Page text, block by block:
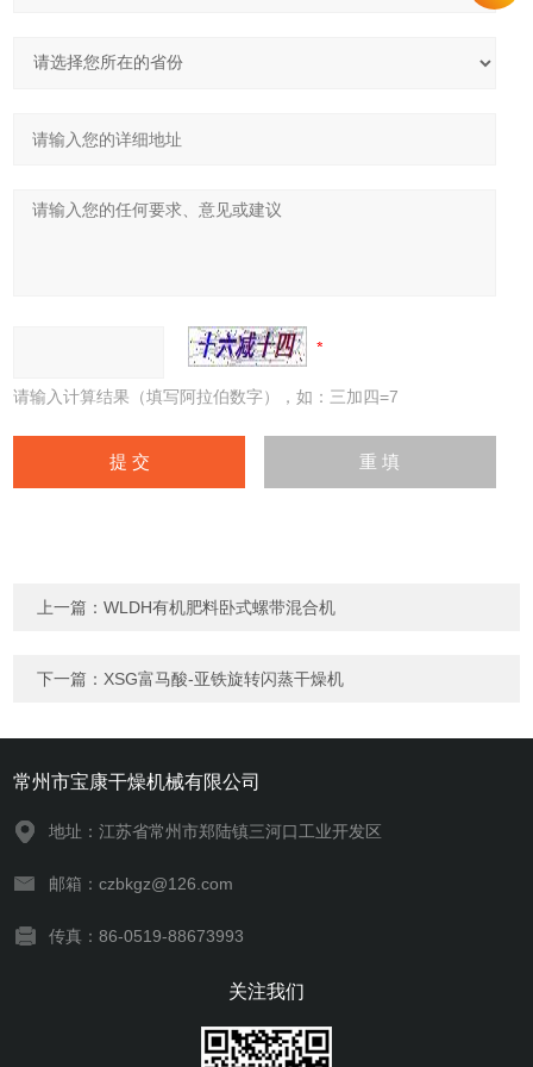
请输入计算结果（填写阿拉伯数字），如：三加四=7
上一篇：WLDH有机肥料卧式螺带混合机
下一篇： XSG富马酸-亚铁旋转闪蒸干燥机
常州市宝康干燥机械有限公司
地址：江苏省常州市郑陆镇三河口工业开发区
邮箱：czbkgz@126.com
传真：86-0519-88673993
关注我们